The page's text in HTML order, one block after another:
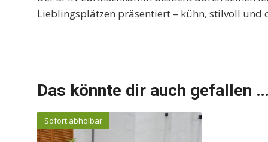
Lieblingsplätzen präsentiert – kühn, stilvoll und
Das könnte dir auch gefallen …
Sofort abholbar